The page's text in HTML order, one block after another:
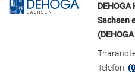
Sachsen
Telefon: